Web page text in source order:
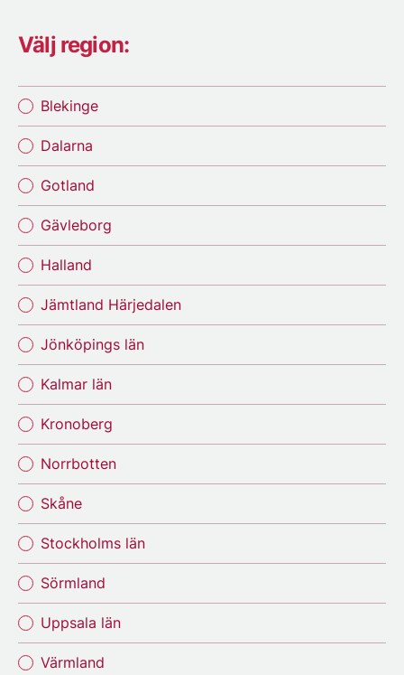
Välj region:
Blekinge
Dalarna
Gotland
Gävleborg
Halland
Jämtland Härjedalen
Jönköpings län
Kalmar län
Kronoberg
Norrbotten
Skåne
Stockholms län
Sörmland
Uppsala län
Värmland